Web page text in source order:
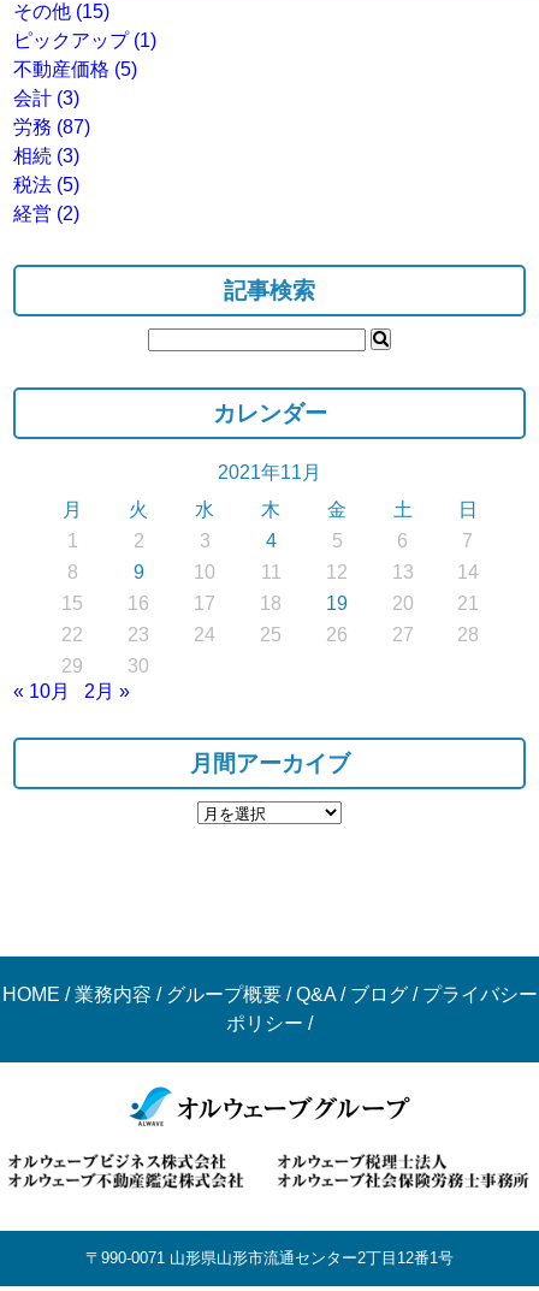
その他 (15)
ピックアップ (1)
不動産価格 (5)
会計 (3)
労務 (87)
相続 (3)
税法 (5)
経営 (2)
記事検索
カレンダー
2021年11月
月
火 水 木 金 土
日
1
2 3 4 5 6
7
8
9 10 11 12 13
14
15
16 17 18 19 20
21
22
23 24 25 26 27
28
29
30
« 10月
2月 »
月間アーカイブ
HOME /業務内容 / グループ概要/Q&A/ ブログ/ プライバシー
ポリシー /
〒990-0071 山形県山形市流通センター2丁目12番1号